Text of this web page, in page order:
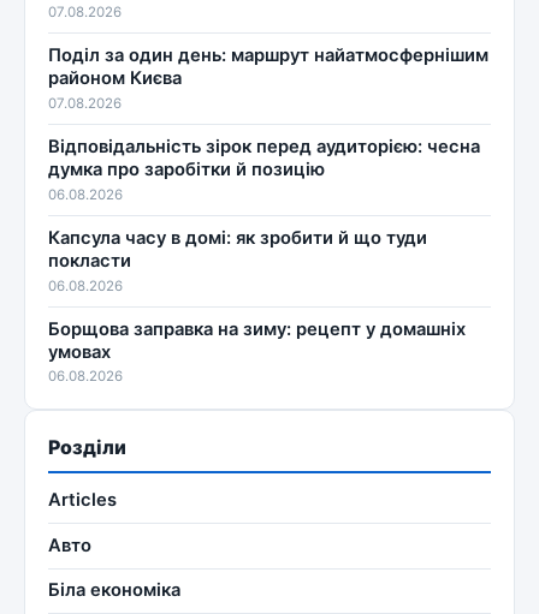
07.08.2026
Поділ за один день: маршрут найатмосфернішим
районом Києва
07.08.2026
Відповідальність зірок перед аудиторією: чесна
думка про заробітки й позицію
06.08.2026
Капсула часу в домі: як зробити й що туди
покласти
06.08.2026
Борщова заправка на зиму: рецепт у домашніх
умовах
06.08.2026
Розділи
Articles
Авто
Біла економіка